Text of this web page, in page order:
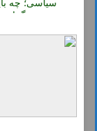
سیاسی؛ چه
برگزار